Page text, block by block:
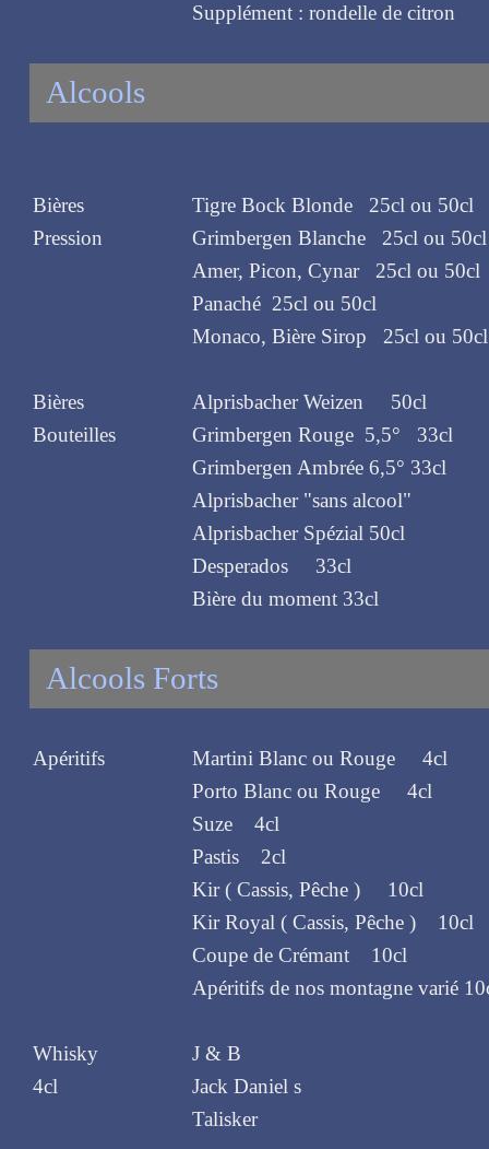
Supplément : rondelle de citron
Alcools
Bières
Tigre Bock Blonde 25cl ou 50cl
Pression
Grimbergen Blanche 25cl ou 50cl
Amer, Picon, Cynar 25cl ou 50cl
Panaché 25cl ou 50cl
Monaco, Bière Sirop 25cl ou 50cl
Bières
Alprisbacher Weizen 50cl
Bouteilles
Grimbergen Rouge 5,5° 33cl
Grimbergen Ambrée 6,5° 33cl
Alprisbacher "sans alcool"
Alprisbacher Spézial 50cl
Desperados 33cl
Bière du moment 33cl
Alcools Forts
Apéritifs
Martini Blanc ou Rouge 4cl
Porto Blanc ou Rouge 4cl
Suze 4cl
Pastis 2cl
Kir ( Cassis, Pêche ) 10cl
Kir Royal ( Cassis, Pêche ) 10cl
Coupe de Crémant 10cl
Apéritifs de nos montagne varié
Whisky
J & B
4cl
Jack Daniel s
Talisker